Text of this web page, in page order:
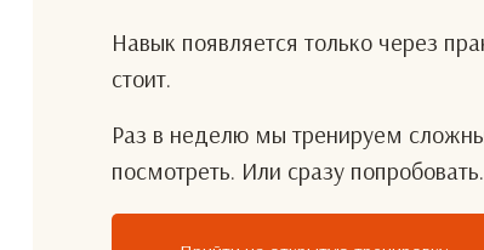
Навык появляется только через
стоит.
Раз в неделю мы тренируем
посмотреть. Или сразу попробовать.